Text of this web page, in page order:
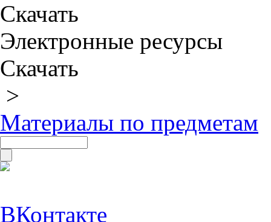
Скачать
Электронные ресурсы
Скачать
>
Материалы по предметам
ВКонтакте